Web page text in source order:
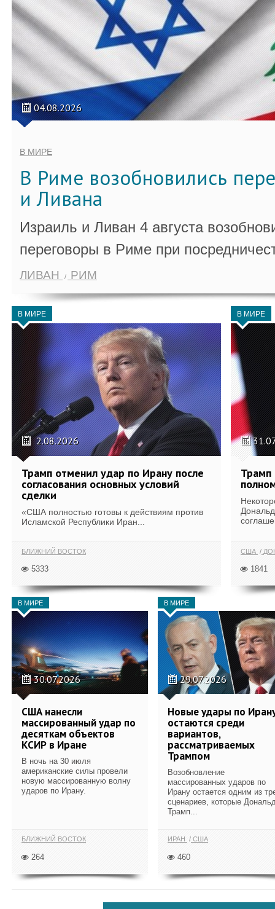
04.08.2026
В МИРЕ
В Риме возобновились
и Ливана
Израиль и Ливан 4 августа
переговоры в Риме при
ЛИВАН РИМ
В МИРЕ
2.08.2026
Трамп отменил удар по Ирану после
согласования основных условий
сделки
«США полностью готовы к действиям против
Исламской Республики Иран...
БЛИЖНИЙ ВОСТОК
5333
В МИРЕ
Трамп
США
1841
В МИРЕ
30.07.2026
США нанесли
массированный удар по
десяткам объектов
КСИР в Иране
В ночь на 30 июля
американские силы провели
новую массированную волну
ударов по Ирану.
БЛИЖНИЙ ВОСТОК
264
В МИРЕ
29.07.2026
Новые удары по
остаются среди
вариантов,
рассматриваемых
Трампом
Возобновление
массированных ударов по
Ирану остается одним из
сценариев, которые
Трамп...
ИРАН США
460